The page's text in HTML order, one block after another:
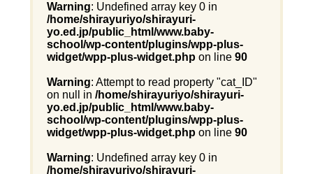
Warning: Undefined array key 0 in
/home/shirayuriyo/shirayuri-
yo.ed.jp/public_html/www.baby-
school/wp-content/plugins/wpp-plus-
widget/wpp-plus-widget.phpon line 90
Warning: Attempt to read property "cat_ID"
on null in /home/shirayuriyo/shirayuri-
yo.ed.jp/public_html/www.baby-
school/wp-content/plugins/wpp-plus-
widget/wpp-plus-widget.phpon line 90
Warning: Undefined array key 0 in
/home/shirayuriyo/shirayuri-